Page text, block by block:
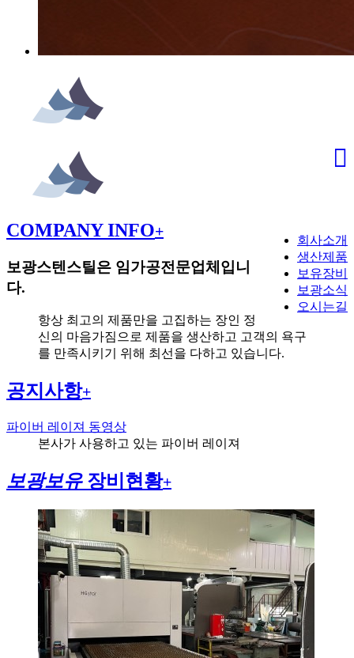
회사소개
생산제품
보유장비
보광소식
오시는길
COMPANY INFO+
보광스텐스틸은 임가공전문업체입니
다.
항상 최고의 제품만을 고집하는 장인 정
신의 마음가짐으로 제품을 생산하고 고객의 욕구
를 만족시키기 위해 최선을 다하고 있습니다.
공지사항+
파이버 레이져 동영상
본사가 사용하고 있는 파이버 레이져
보광보유장비현황+